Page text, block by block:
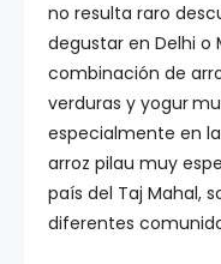
no resulta raro
degustar en Delhi o
combinación de
verduras y yogur
especialmente en
arroz pilau muy
país del Taj Mahal,
diferentes